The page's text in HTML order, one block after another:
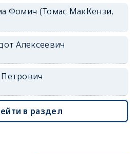
Фомич (Томас МакКензи,
Алексеевич
в раздел